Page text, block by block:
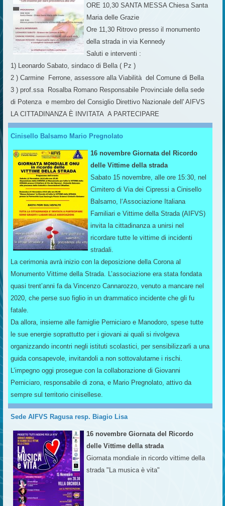
ORE 10,30 SANTA MESSA Chiesa Santa
Maria delle Grazie
Ore 11,30 Ritrovo presso il monumento
della strada in via Kennedy
Saluti e interventi :
1) Leonardo Sabato, sindaco di Bella ( Pz )
2 ) Carmine Ferrone, assessore alla Viabilità del Comune di Bella
3 ) prof.ssa Rosalba Romano Responsabile Provinciale della sede
di Potenza e membro del Consiglio Direttivo Nazionale dell' AIFVS
LA CITTADINANZA È INVITATA A PARTECIPARE
Cinisello Balsamo Mario Pregnolato
16 novembre Giornata del Ricordo
delle Vittime della strada
Sabato 15 novembre, alle ore 15:30, nel
Cimitero di Via dei Cipressi a Cinisello
Balsamo, l‘Associazione Italiana
Familiari e Vittime della Strada (AIFVS)
invita la cittadinanza a unirsi nel
ricordare tutte le vittime di incidenti
stradali.
La cerimonia avrà inizio con la deposizione della Corona al
Monumento Vittime della Strada. L’associazione era stata fondata
quasi trent’anni fa da Vincenzo Cannarozzo, venuto a mancare nel
2020, che perse suo figlio in un drammatico incidente che gli fu
fatale.
Da allora, insieme alle famiglie Perniciaro e Manodoro, spese tutte
le sue energie soprattutto per i giovani ai quali si rivolgeva
organizzando incontri negli istituti scolastici, per sensibilizzarli a una
guida consapevole, invitandoli a non sottovalutarne i rischi.
L’impegno oggi prosegue con la collaborazione di Giovanni
Perniciaro, responsabile di zona, e Mario Pregnolato, attivo da
sempre sul territorio cinisellese.
Sede AIFVS Ragusa resp. Biagio Lisa
16 novembre Giornata del Ricordo
delle Vittime della strada
Giornata mondiale in ricordo vittime della
strada "La musica è vita"